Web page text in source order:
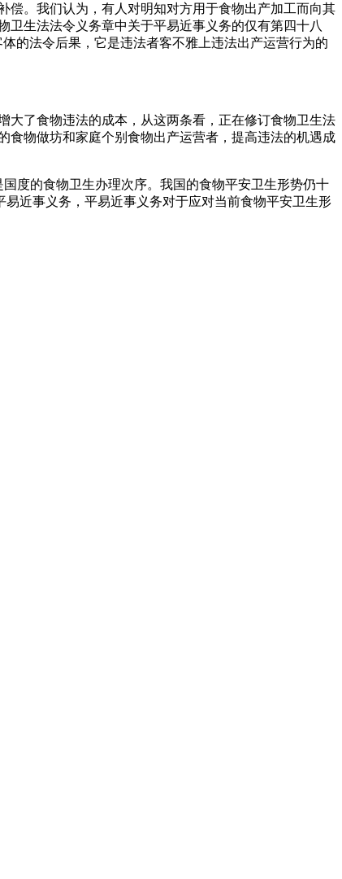
偿。我们认为，有人对明知对方用于食物出产加工而向其
生法法令义务章中关于平易近事义务的仅有第四十八
的法令后果，它是违法者客不雅上违法出产运营行为的
了食物违法的成本，从这两条看，正在修订食物卫生法
食物做坊和家庭个别食物出产运营者，提高违法的机遇成
度的食物卫生办理次序。我国的食物平安卫生形势仍十
近事义务，平易近事义务对于应对当前食物平安卫生形